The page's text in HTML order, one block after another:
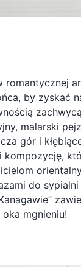
by zyskać
malarski
gór i
kompozycję,
do
mgnieniu!